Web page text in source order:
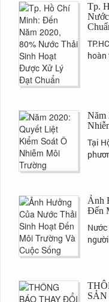
Tp.
hoàn
Năm
Tại
Ảnh
Đến